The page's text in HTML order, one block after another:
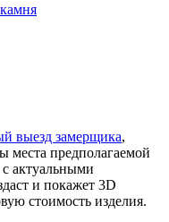
выезд замерщика,
места предполагаемой
с актуальными
и покажет 3D
стоимость изделия.